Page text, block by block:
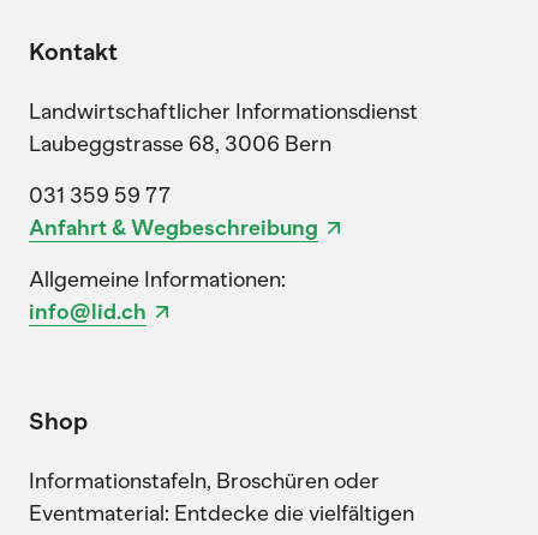
Kontakt
Landwirtschaftlicher Informationsdienst
Laubeggstrasse 68, 3006 Bern
031 359 59 77
Anfahrt & Wegbeschreibung
Allgemeine Informationen:
info@lid.ch
Shop
Informationstafeln, Broschüren oder
Eventmaterial: Entdecke die vielfältigen